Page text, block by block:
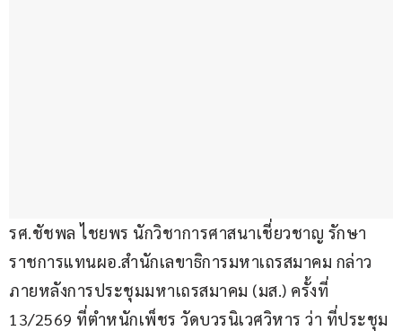
รศ.ชัชพล ไชยพร นักวิชาการศาสนาเชี่ยวชาญ รักษา
ราชการแทนผอ.สำนักเลขาธิการมหาเถรสมาคม กล่าว
ภายหลังการประชุมมหาเถรสมาคม (มส.) ครั้งที่
13/2569 ที่ตำหนักเพ็ชร วัดบวรนิเวศวิหาร ว่า ที่ประชุม